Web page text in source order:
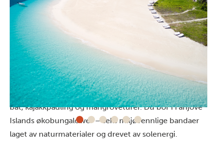
Slik bor du!
All-inclusive-øya har mye å by på! Fra piknik på en
sandbank, solnedganger med et glass vin på en dhow-
båt, kajakkpadling og mangroveturer. Du bor i Fanjove
Islands økobungalower – seks miljøvennlige bandaer
laget av naturmaterialer og drevet av solenergi.